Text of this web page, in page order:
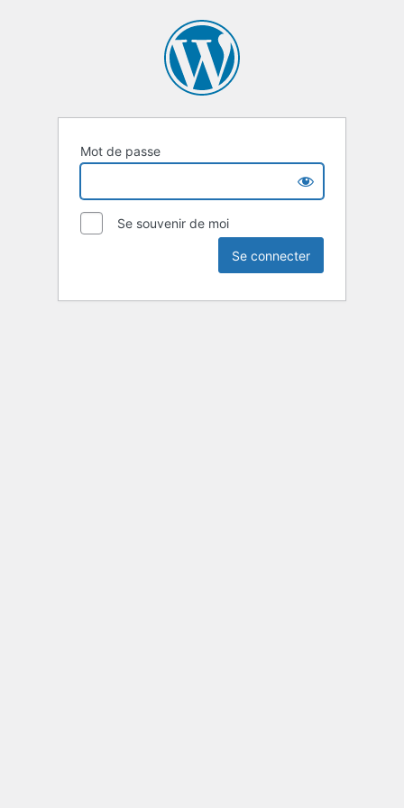
Mot de passe
Se souvenir de moi